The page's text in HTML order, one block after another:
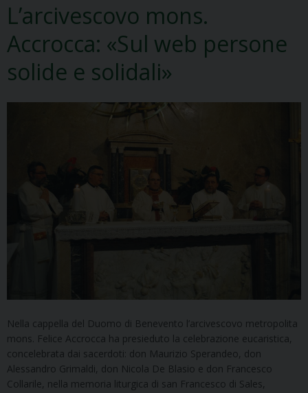
L’arcivescovo mons.
Accrocca: «Sul web persone
solide e solidali»
Nella cappella del Duomo di Benevento l’arcivescovo metropolita
mons. Felice Accrocca ha presieduto la celebrazione eucaristica,
concelebrata dai sacerdoti: don Maurizio Sperandeo, don
Alessandro Grimaldi, don Nicola De Blasio e don Francesco
Collarile, nella memoria liturgica di san Francesco di Sales,